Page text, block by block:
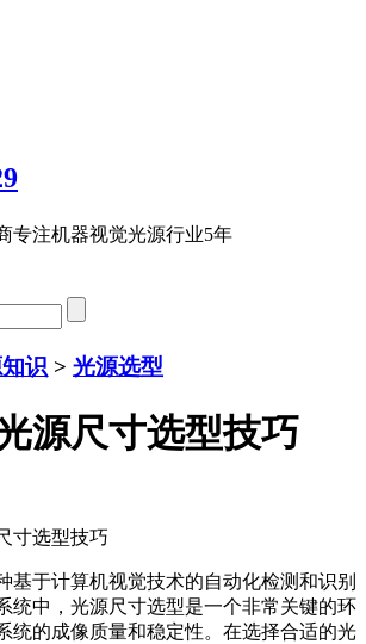
专注机器视觉光源行业5年
识 > 光源选型
源尺寸选型技巧
选型技巧
于计算机视觉技术的自动化检测和识别
统中，光源尺寸选型是一个非常关键的环
统的成像质量和稳定性。在选择合适的光